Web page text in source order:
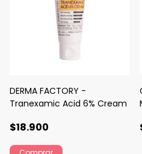
DERMA FACTORY -
Tranexamic Acid 6% Cream
$18.900